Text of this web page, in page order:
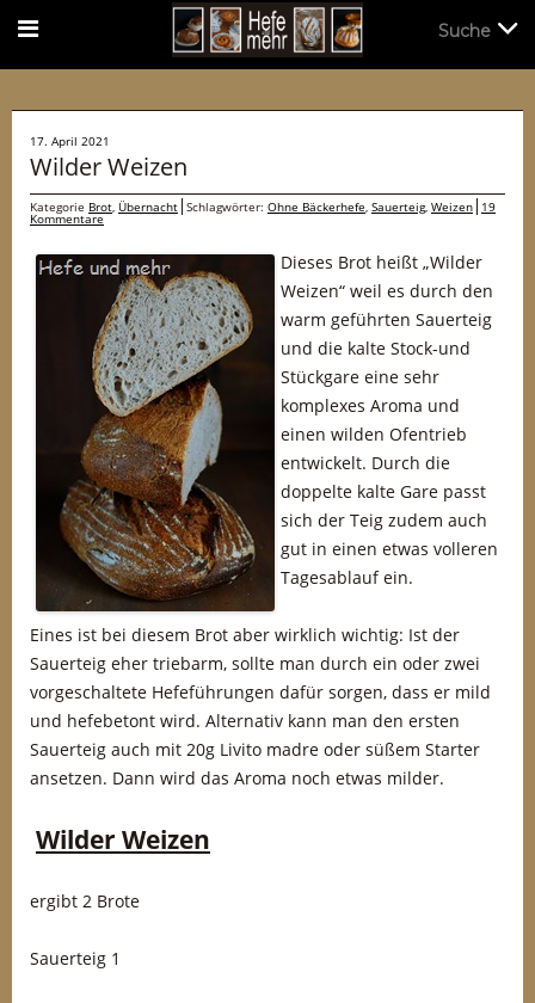
17. April 2021
Wilder Weizen
Kategorie Brot, Übernacht Schlagwörter: Ohne Bäckerhefe, Sauerteig, Weizen 19
Kommentare
Dieses Brot heißt „Wilder
Weizen“ weil es durch den
warm geführten Sauerteig
und die kalte Stock-und
Stückgare eine sehr
komplexes Aroma und
einen wilden Ofentrieb
entwickelt. Durch die
doppelte kalte Gare passt
sich der Teig zudem auch
gut in einen etwas volleren
Tagesablauf ein.
Eines ist bei diesem Brot aber wirklich wichtig: Ist der
Sauerteig eher triebarm, sollte man durch ein oder zwei
vorgeschaltete Hefeführungen dafür sorgen, dass er mild
und hefebetont wird. Alternativ kann man den ersten
Sauerteig auch mit 20g Livito madre oder süßem Starter
ansetzen. Dann wird das Aroma noch etwas milder.
Wilder Weizen
ergibt 2 Brote
Sauerteig 1
Suche
Suche